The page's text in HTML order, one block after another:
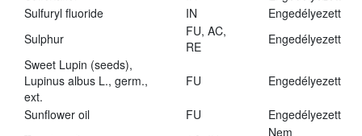
Sulfuryl fluoride
IN
Engedélyezett
Sulphur
FU, AC,
RE
Engedélyezett
Sweet Lupin (seeds),
Lupinus albus L., germ.,
ext.
FU Engedélyezett
Sunflower oil FU
Engedélyezett
Nem